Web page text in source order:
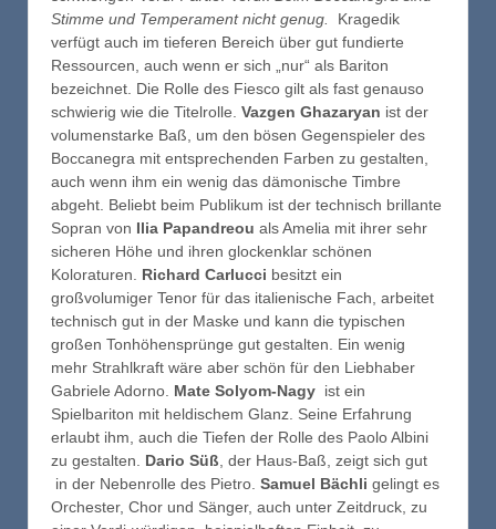
Stimme und Temperament nicht genug.
Kragedik
verfügt auch im tieferen Bereich über gut fundierte
Ressourcen, auch wenn er sich „nur“ als Bariton
bezeichnet. Die Rolle des Fiesco gilt als fast genauso
schwierig wie die Titelrolle. Vazgen Ghazaryan ist der
volumenstarke Baß, um den bösen Gegenspieler des
Boccanegra mit entsprechenden Farben zu gestalten,
auch wenn ihm ein wenig das dämonische Timbre
abgeht. Beliebt beim Publikum ist der technisch brillante
Sopran von Ilia Papandreou als Amelia mit ihrer sehr
sicheren Höhe und ihren glockenklar schönen
Koloraturen. Richard Carlucci besitzt ein
großvolumiger Tenor für das italienische Fach, arbeitet
technisch gut in der Maske und kann die typischen
großen Tonhöhensprünge gut gestalten. Ein wenig
mehr Strahlkraft wäre aber schön für den Liebhaber
Gabriele Adorno. Mate Solyom-Nagy ist ein
Spielbariton mit heldischem Glanz. Seine Erfahrung
erlaubt ihm, auch die Tiefen der Rolle des Paolo Albini
zu gestalten. Dario Süß , der Haus-Baß, zeigt sich gut
in der Nebenrolle des Pietro. Samuel Bächli gelingt es
Orchester, Chor und Sänger, auch unter Zeitdruck, zu